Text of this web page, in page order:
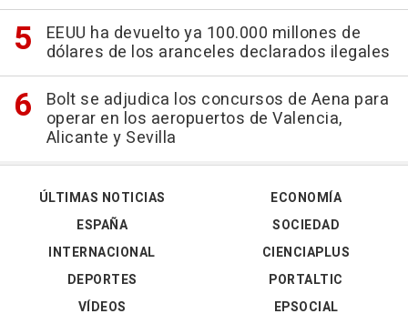
EEUU ha devuelto ya 100.000 millones de
dólares de los aranceles declarados ilegales
Bolt se adjudica los concursos de Aena para
operar en los aeropuertos de Valencia,
Alicante y Sevilla
ÚLTIMAS NOTICIAS
ESPAÑA
INTERNACIONAL
DEPORTES
VÍDEOS
ECONOMÍA
SOCIEDAD
CIENCIAPLUS
PORTALTIC
EPSOCIAL